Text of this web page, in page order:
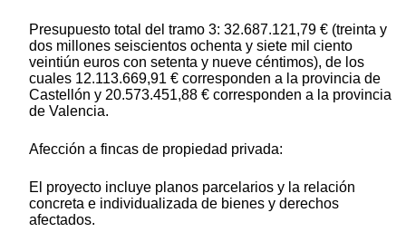
Presupuesto total del tramo 3: 32.687.121,79 € (treinta y
dos millones seiscientos ochenta y siete mil ciento
veintiún euros con setenta y nueve céntimos), de los
cuales 12.113.669,91 € corresponden a la provincia de
Castellón y 20.573.451,88 € corresponden a la provincia
de Valencia.
Afección a fincas de propiedad privada:
El proyecto incluye planos parcelarios y la relación
concreta e individualizada de bienes y derechos
afectados.